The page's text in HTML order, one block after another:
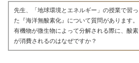
先生、「地球環境とエネルギー」の授業で習っ
た『海洋無酸素化』について質問があります。
有機物が微生物によって分解される際に、酸素
が消費されるのはなぜですか？